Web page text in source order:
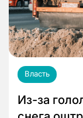
Власть
Из-за